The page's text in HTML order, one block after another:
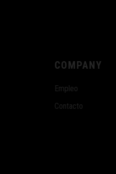
COMPANY
Empleo
Contacto